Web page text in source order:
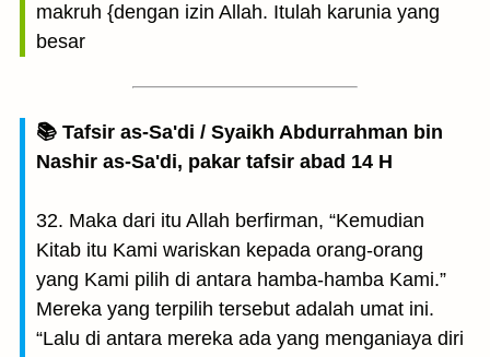
makruh {dengan izin Allah. Itulah karunia yang
besar
📚 Tafsir as-Sa'di / Syaikh Abdurrahman bin
Nashir as-Sa'di, pakar tafsir abad 14 H
32. Maka dari itu Allah berfirman, “Kemudian
Kitab itu Kami wariskan kepada orang-orang
yang Kami pilih di antara hamba-hamba Kami.”
Mereka yang terpilih tersebut adalah umat ini.
“Lalu di antara mereka ada yang menganiaya diri